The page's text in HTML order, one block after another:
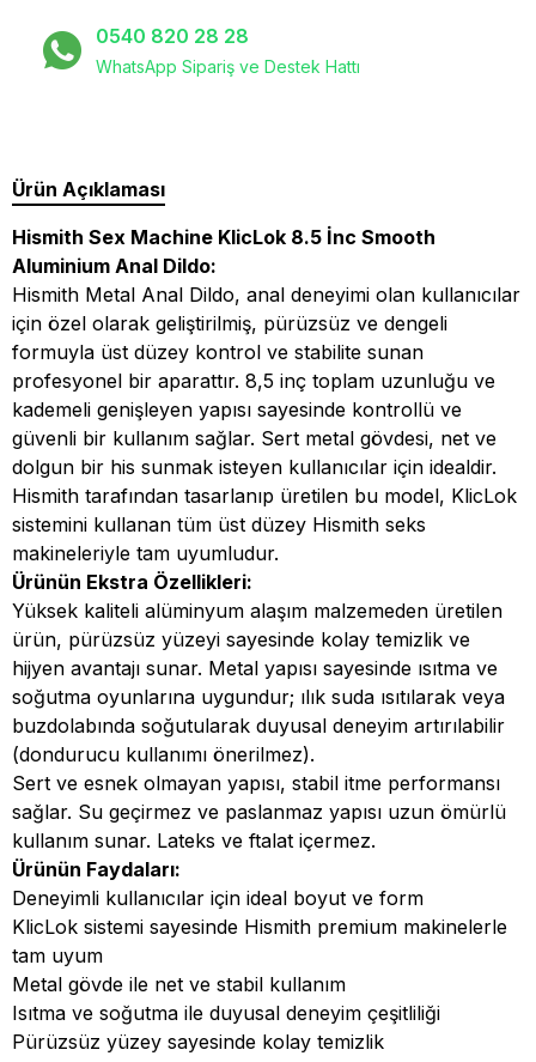
0540 820 28 28
WhatsApp Sipariş ve Destek Hattı
Ürün Açıklaması
Hismith Sex Machine KlicLok 8.5 İnc Smooth
Aluminium Anal Dildo:
Hismith Metal Anal Dildo, anal deneyimi olan kullanıcılar
için özel olarak geliştirilmiş, pürüzsüz ve dengeli
formuyla üst düzey kontrol ve stabilite sunan
profesyonel bir aparattır. 8,5 inç toplam uzunluğu ve
kademeli genişleyen yapısı sayesinde kontrollü ve
güvenli bir kullanım sağlar. Sert metal gövdesi, net ve
dolgun bir his sunmak isteyen kullanıcılar için idealdir.
Hismith tarafından tasarlanıp üretilen bu model, KlicLok
sistemini kullanan tüm üst düzey Hismith seks
makineleriyle tam uyumludur.
Ürünün Ekstra Özellikleri:
Yüksek kaliteli alüminyum alaşım malzemeden üretilen
ürün, pürüzsüz yüzeyi sayesinde kolay temizlik ve
hijyen avantajı sunar. Metal yapısı sayesinde ısıtma ve
soğutma oyunlarına uygundur; ılık suda ısıtılarak veya
buzdolabında soğutularak duyusal deneyim artırılabilir
(dondurucu kullanımı önerilmez).
Sert ve esnek olmayan yapısı, stabil itme performansı
sağlar. Su geçirmez ve paslanmaz yapısı uzun ömürlü
kullanım sunar. Lateks ve ftalat içermez.
Ürünün Faydaları:
Deneyimli kullanıcılar için ideal boyut ve form
KlicLok sistemi sayesinde Hismith premium makinelerle
tam uyum
Metal gövde ile net ve stabil kullanım
Isıtma ve soğutma ile duyusal deneyim çeşitliliği
Pürüzsüz yüzey sayesinde kolay temizlik